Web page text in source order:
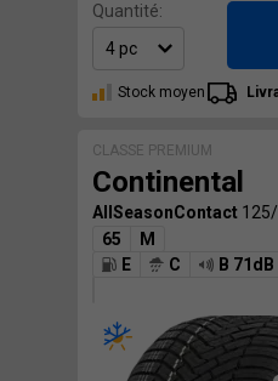
Quantité:
Stock moyen
CLASSE PREMIUM
Continental
AllSeasonContact
65
M
E
C B 71dB